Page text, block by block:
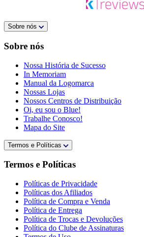
Sobre nós
Sobre nós
Nossa História de Sucesso
In Memoriam
Manual da Logomarca
Nossas Lojas
Nossos Centros de Distribuição
Oi, eu sou o Blue!
Trabalhe Conosco!
Mapa do Site
Termos e Políticas
Termos e Políticas
Políticas de Privacidade
Políticas dos Afiliados
Política de Compra e Venda
Política de Entrega
Política de Trocas e Devoluções
Política do Clube de Assinaturas